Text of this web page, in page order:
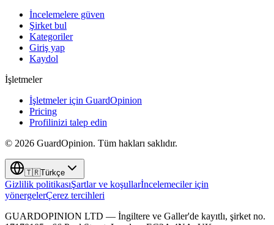
İncelemelere güven
Şirket bul
Kategoriler
Giriş yap
Kaydol
İşletmeler
İşletmeler için GuardOpinion
Pricing
Profilinizi talep edin
© 2026 GuardOpinion. Tüm hakları saklıdır.
🇹🇷Türkçe
Gizlilik politikasıŞartlar ve koşullarİncelemeciler için
yönergelerÇerez tercihleri
GUARDOPINION LTD — İngiltere ve Galler'de kayıtlı, şirket no.